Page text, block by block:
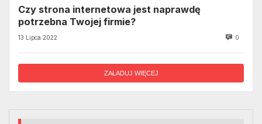
Czy strona internetowa jest naprawdę
potrzebna Twojej firmie?
13 Lipca 2022 0
ZAŁADUJ WIĘCEJ